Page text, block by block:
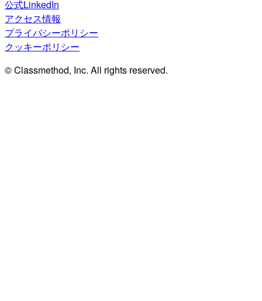
公式LinkedIn
アクセス情報
プライバシーポリシー
クッキーポリシー
© Classmethod, Inc. All rights reserved.